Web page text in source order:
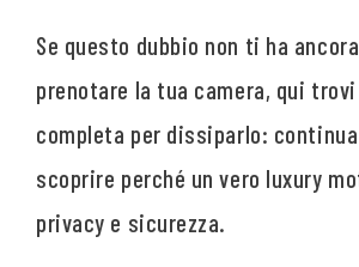
Se questo dubbio non ti ha
prenotare la tua camera, qui
completa per dissiparlo:
scoprire perché un vero luxury
privacy e sicurezza.